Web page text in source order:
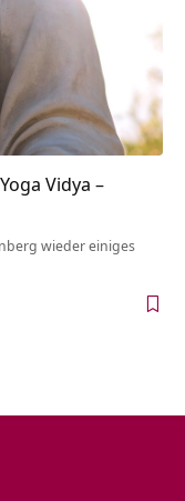
Vidya –
wieder einiges